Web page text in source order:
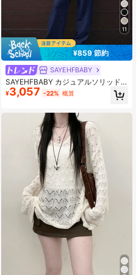
11
¥859 節約
SAYEHFBABY
SAYEHFBABY カジュアルソリッド
カラークルーネック長袖セーターと
パンツ 2点セット
¥3,057 -22% 概算